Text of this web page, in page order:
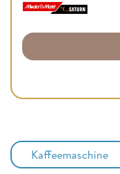
Kaffeemaschine